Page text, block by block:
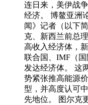
连日来，美伊战
经济。 博鳌亚洲
闻》记者（以下
克、新西兰前总
高收入经济体，
联合国、IMF（
发达经济体。 这
势紧张推高能源
型，并高度认可
先地位。 图尔克